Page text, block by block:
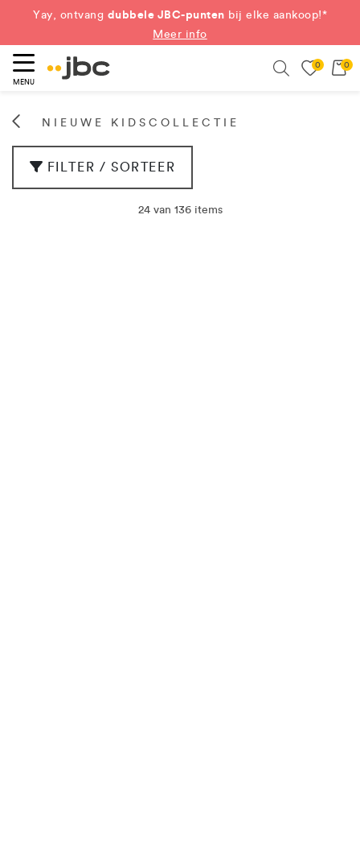
Yay, ontvang dubbele JBC-punten bij elke aankoop!*
Meer info
MENU
0 0
NIEUWE KIDSCOLLECTIE
FILTER / SORTEER
24 van 136 items